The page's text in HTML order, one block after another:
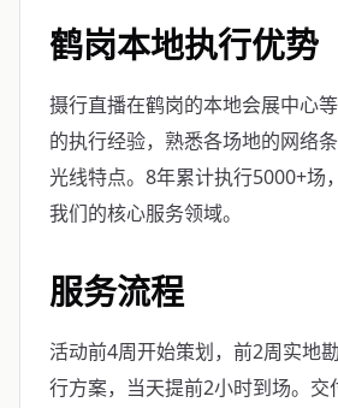
鹤岗本地执行优势
摄行直播在鹤岗的本地会展中心
的执行经验，熟悉各场地的网络
光线特点。8年累计执行5000+场
我们的核心服务领域。
服务流程
活动前4周开始策划，前2周实地
行方案，当天提前2小时到场。交